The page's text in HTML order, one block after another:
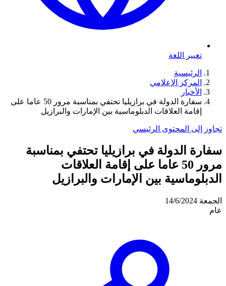
تغيير اللغة
الرئيسية
المركز الإعلامي
الأخبار
سفارة الدولة في برازيليا تحتفي بمناسبة مرور 50 عاما على
إقامة العلاقات الدبلوماسية بين الإمارات والبرازيل
تجاوز إلى المحتوى الرئيسي
سفارة الدولة في برازيليا تحتفي بمناسبة
مرور 50 عاما على إقامة العلاقات
الدبلوماسية بين الإمارات والبرازيل
الجمعة 14/6/2024
عام